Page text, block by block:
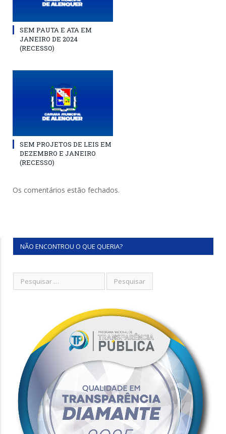
SEM PAUTA E ATA EM
JANEIRO DE 2024
(RECESSO)
SEM PROJETOS DE LEIS EM
DEZEMBRO E JANEIRO
(RECESSO)
Os comentários estão fechados.
NÃO ENCONTROU O QUE QUERIA?